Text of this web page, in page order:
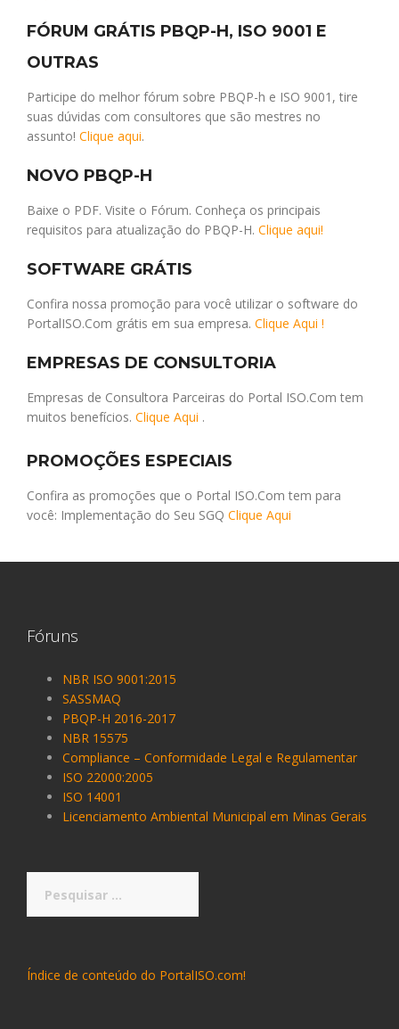
FÓRUM GRÁTIS PBQP-H, ISO 9001 E
OUTRAS
Participe do melhor fórum sobre PBQP-h e ISO 9001, tire
suas dúvidas com consultores que são mestres no
assunto! Clique aqui.
NOVO PBQP-H
Baixe o PDF. Visite o Fórum. Conheça os principais
requisitos para atualização do PBQP-H. Clique aqui!
SOFTWARE GRÁTIS
Confira nossa promoção para você utilizar o software do
PortalISO.Com grátis em sua empresa. Clique Aqui !
EMPRESAS DE CONSULTORIA
Empresas de Consultora Parceiras do Portal ISO.Com tem
muitos benefícios. Clique Aqui .
PROMOÇÕES ESPECIAIS
Confira as promoções que o Portal ISO.Com tem para
você: Implementação do Seu SGQ Clique Aqui
Fóruns
NBR ISO 9001:2015
SASSMAQ
PBQP-H 2016-2017
NBR 15575
Compliance – Conformidade Legal e Regulamentar
ISO 22000:2005
ISO 14001
Licenciamento Ambiental Municipal em Minas Gerais
por:
Índice de conteúdo do PortalISO.com!